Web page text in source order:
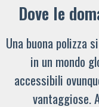
Dove le
Una buona polizza
in un mondo
accessibili
vantaggiose.